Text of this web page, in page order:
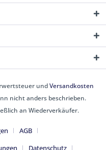
undVersandkosten
nicht anders beschrieben.
an Wiederverkäufer.
AGB
Datenschutz